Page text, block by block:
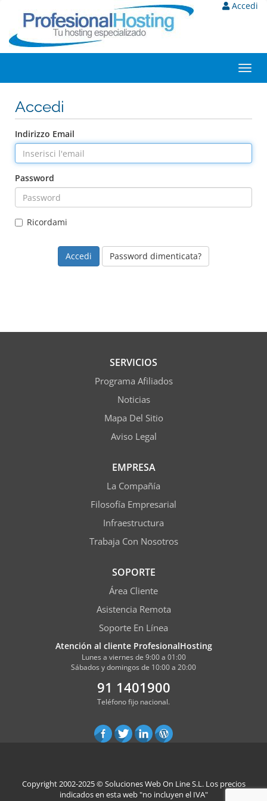
Accedi
Accedi
Indirizzo Email
Password
Ricordami
Password dimenticata?
SERVICIOS
Programa Afiliados
Noticias
Mapa Del Sitio
Aviso Legal
EMPRESA
La Compañía
Filosofía Empresarial
Infraestructura
Trabaja Con Nosotros
SOPORTE
Área Cliente
Asistencia Remota
Soporte En Línea
Atención al cliente ProfesionalHosting
Lunes a viernes de 9:00 a 01:00
Sábados y domingos de 10:00 a 20:00
91 1401900
Teléfono fijo nacional.
Copyright 2002-2025 ©Soluciones Web On Line S.L.Los precios
indicados en esta web "no incluyen el IVA"